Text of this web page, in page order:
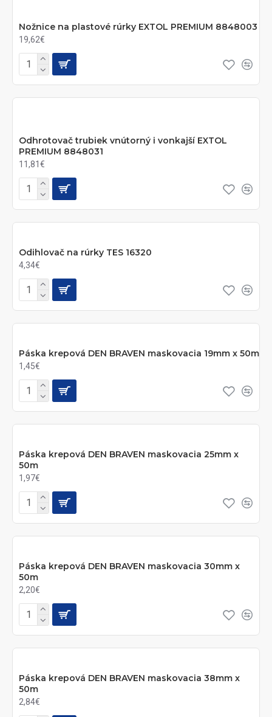
Nožnice na plastové rúrky EXTOL PREMIUM 8848003
19,62€
Odhrotovač trubiek vnútorný i vonkajší EXTOL
PREMIUM 8848031
11,81€
Odihlovač na rúrky TES 16320
4,34€
Páska krepová DEN BRAVEN maskovacia 19mm x 50m
1,45€
Páska krepová DEN BRAVEN maskovacia 25mm x
50m
1,97€
Páska krepová DEN BRAVEN maskovacia 30mm x
50m
2,20€
Páska krepová DEN BRAVEN maskovacia 38mm x
50m
2,84€